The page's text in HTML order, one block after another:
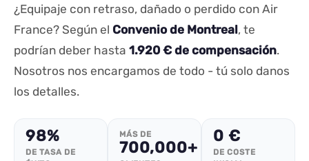
¿Equipaje con retraso, dañado o perdido con Air
France? Según el Convenio de Montreal, te
podrían deber hasta 1.920 € de compensación.
Nosotros nos encargamos de todo - tú solo danos
los detalles.
98%
DE TASA DE
MÁS DE
700,000+
0 €
DE COSTE